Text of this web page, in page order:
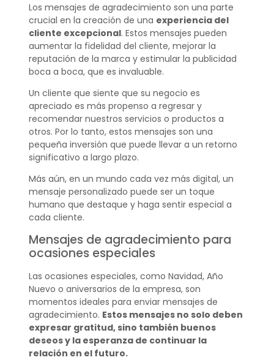
Los mensajes de agradecimiento son una parte
crucial en la creación de una experiencia del
cliente excepcional. Estos mensajes pueden
aumentar la fidelidad del cliente, mejorar la
reputación de la marca y estimular la publicidad
boca a boca, que es invaluable.
Un cliente que siente que su negocio es
apreciado es más propenso a regresar y
recomendar nuestros servicios o productos a
otros. Por lo tanto, estos mensajes son una
pequeña inversión que puede llevar a un retorno
significativo a largo plazo.
Más aún, en un mundo cada vez más digital, un
mensaje personalizado puede ser un toque
humano que destaque y haga sentir especial a
cada cliente.
Mensajes de agradecimiento para
ocasiones especiales
Las ocasiones especiales, como Navidad, Año
Nuevo o aniversarios de la empresa, son
momentos ideales para enviar mensajes de
agradecimiento. Estos mensajes no solo deben
expresar gratitud, sino también buenos
deseos y la esperanza de continuar la
relación en el futuro.